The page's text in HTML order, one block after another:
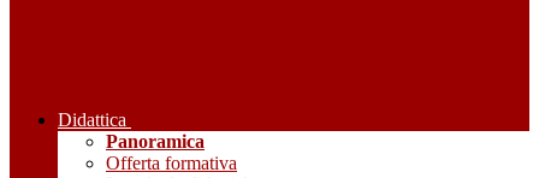
Didattica
Panoramica
Offerta formativa